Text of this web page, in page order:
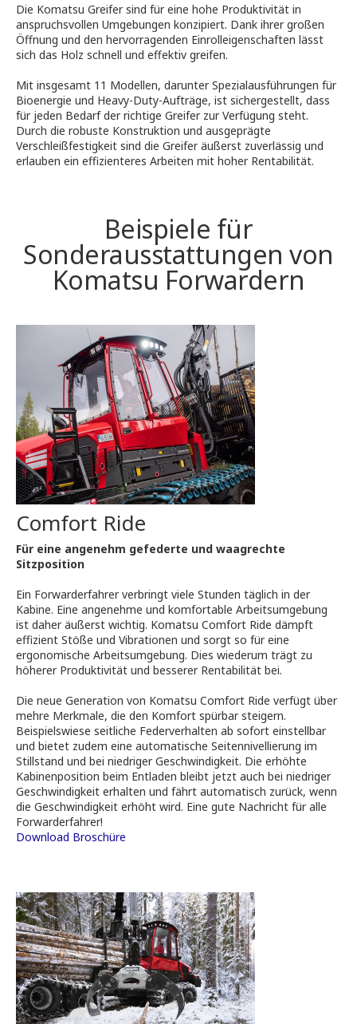
Die Komatsu Greifer sind für eine hohe Produktivität in
anspruchsvollen Umgebungen konzipiert. Dank ihrer großen
Öffnung und den hervorragenden Einrolleigenschaften lässt
sich das Holz schnell und effektiv greifen.
Mit insgesamt 11 Modellen, darunter Spezialausführungen für
Bioenergie und Heavy-Duty-Aufträge, ist sichergestellt, dass
für jeden Bedarf der richtige Greifer zur Verfügung steht.
Durch die robuste Konstruktion und ausgeprägte
Verschleißfestigkeit sind die Greifer äußerst zuverlässig und
erlauben ein effizienteres Arbeiten mit hoher Rentabilität.
Beispiele für
Sonderausstattungen von
Komatsu Forwardern
Comfort Ride
Für eine angenehm gefederte und waagrechte
Sitzposition
Ein Forwarderfahrer verbringt viele Stunden täglich in der
Kabine. Eine angenehme und komfortable Arbeitsumgebung
ist daher äußerst wichtig. Komatsu Comfort Ride dämpft
effizient Stöße und Vibrationen und sorgt so für eine
ergonomische Arbeitsumgebung. Dies wiederum trägt zu
höherer Produktivität und besserer Rentabilität bei.
Die neue Generation von Komatsu Comfort Ride verfügt über
mehre Merkmale, die den Komfort spürbar steigern.
Beispielswiese seitliche Federverhalten ab sofort einstellbar
und bietet zudem eine automatische Seitennivellierung im
Stillstand und bei niedriger Geschwindigkeit. Die erhöhte
Kabinenposition beim Entladen bleibt jetzt auch bei niedriger
Geschwindigkeit erhalten und fährt automatisch zurück, wenn
die Geschwindigkeit erhöht wird. Eine gute Nachricht für alle
Forwarderfahrer!
Download Broschüre